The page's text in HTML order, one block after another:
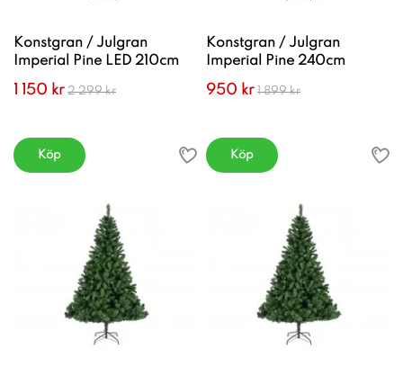
Konstgran / Julgran
Imperial Pine LED 210cm
1 150 kr 2 299 kr
Köp
Konstgran / Julgran
Imperial Pine 240cm
950 kr 1 899 kr
Köp